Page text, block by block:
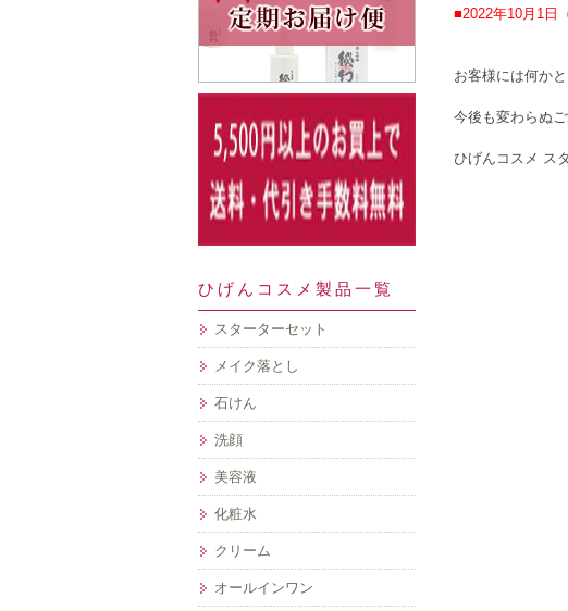
ひげんコスメ製品一覧
スターターセット
メイク落とし
石けん
洗顔
美容液
化粧水
クリーム
オールインワン
■2022年10月1日
お客様には何か
今後も変わらぬ
ひげんコスメ ス